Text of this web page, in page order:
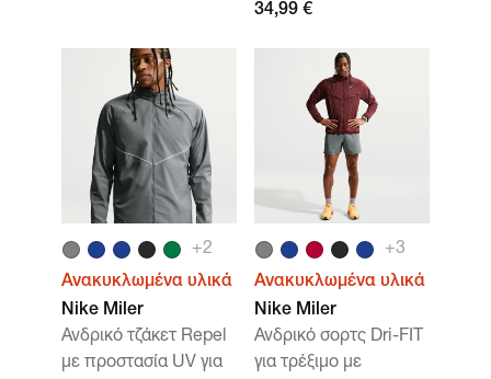
34,99 €
+2
Ανακυκλωμένα υλικά
Nike Miler
Ανδρικό τζάκετ Repel
με προστασία UV για
+3
Ανακυκλωμένα υλικά
Nike Miler
Ανδρικό σορτς Dri-FIT
για τρέξιμο με